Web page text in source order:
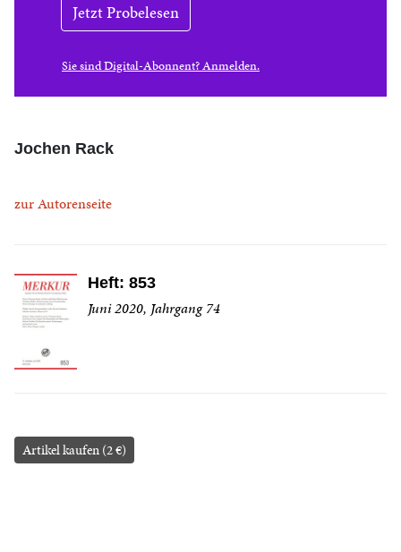
Jetzt Probelesen
Sie sind Digital-Abonnent? Anmelden.
Jochen Rack
zur Autorenseite
Heft: 853
Juni 2020, Jahrgang 74
Artikel kaufen (2 €)